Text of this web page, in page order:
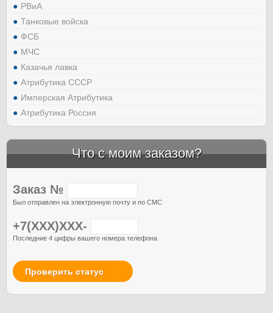
РВиА
Танковые войска
ФСБ
МЧС
Казачья лавка
Атрибутика СССР
Имперская Атрибутика
Атрибутика Россия
Что с моим заказом?
Заказ №
Был отправлен на электронную почту и по СМС
+7(XXX)XXX-
Последние 4 цифры вашего номера телефона
Проверить статус